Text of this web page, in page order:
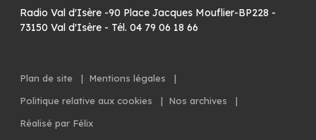
Radio Val d'Isère -90 Place Jacques Mouflier-BP228 -
73150 Val d'Isère - Tél. 04 79 06 18 66
Plan de site | Mentions légales
|
Politique relative aux cookies
| Nos archives
|
Réalisé par Félix